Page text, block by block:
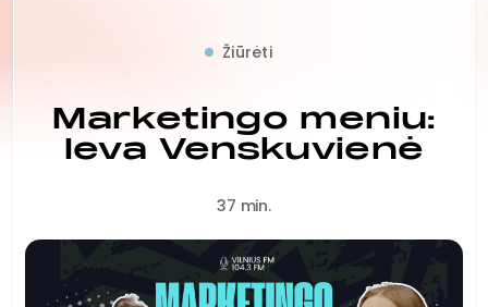
Žiūrėti
Marketingo meniu:
Ieva Venskuvienė
37 min.